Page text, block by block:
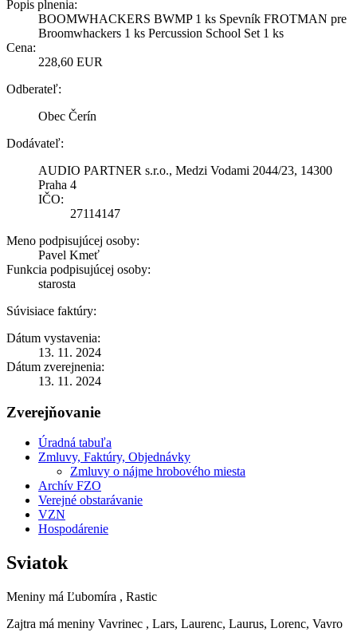
Popis plnenia:
BOOMWHACKERS BWMP 1 ks Spevník FROTMAN pre
Broomwhackers 1 ks Percussion School Set 1 ks
Cena:
228,60 EUR
Odberateľ:
Obec Čerín
Dodávateľ:
AUDIO PARTNER s.r.o., Medzi Vodami 2044/23, 14300
Praha 4
IČO:
27114147
Meno podpisujúcej osoby:
Pavel Kmeť
Funkcia podpisujúcej osoby:
starosta
Súvisiace faktúry:
Dátum vystavenia:
13. 11. 2024
Dátum zverejnenia:
13. 11. 2024
Zverejňovanie
Úradná tabuľa
Zmluvy, Faktúry, Objednávky
Zmluvy o nájme hrobového miesta
Archív FZO
Verejné obstarávanie
VZN
Hospodárenie
Sviatok
Meniny má Ľubomíra , Rastic
Zajtra má meniny Vavrinec , Lars, Laurenc, Laurus, Lorenc, Vavro